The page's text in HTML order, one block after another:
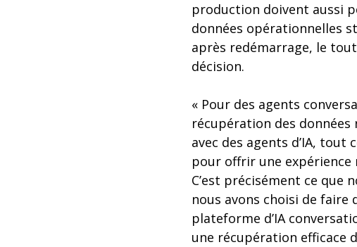
production doivent aussi
données opérationnelles
après redémarrage, le
décision.
« Pour des agents
récupération des
avec des agents d’IA,
pour offrir une expérience
C’est précisément ce que
nous avons choisi de faire
plateforme d’IA
une récupération efficace